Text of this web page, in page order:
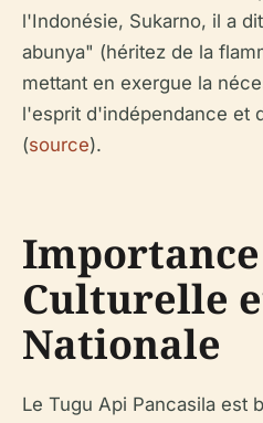
l'Indonésie, Sukarno, il a
abunya" (héritez de la
mettant en exergue la
l'esprit d'indépendance et
(source).
Importance
Culturelle
Nationale
Le Tugu Api Pancasila est